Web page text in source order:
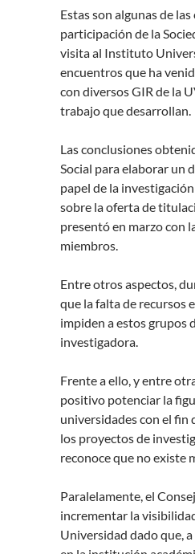
Estas son algunas de
participación de la
visita al Instituto
encuentros que ha
con diversos GIR de la
trabajo que desarrollan.
Las conclusiones
Social para elaborar un
papel de la
sobre la oferta de
presentó en marzo con
miembros.
Entre otros aspectos,
que la falta de recursos
impiden a estos grupos
investigadora.
Frente a ello, y entre
positivo potenciar la
universidades con el fin
los proyectos de
reconoce que no existe
Paralelamente, el
incrementar la
Universidad dado que,